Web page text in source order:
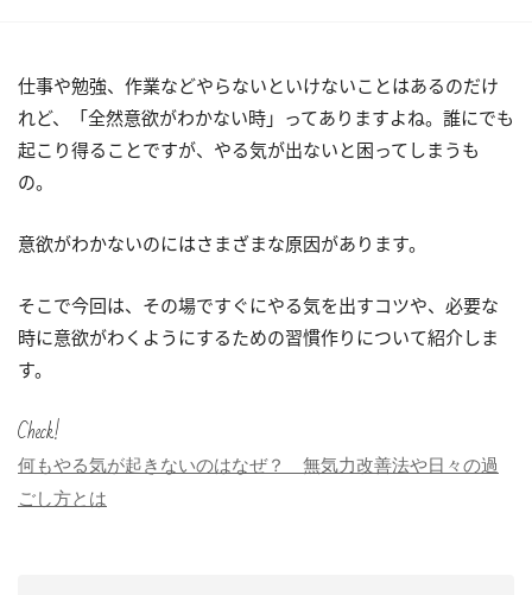
仕事や勉強、作業などやらないといけないことはあるのだけ
れど、「全然意欲がわかない時」ってありますよね。誰にでも
起こり得ることですが、やる気が出ないと困ってしまうも
の。
意欲がわかないのにはさまざまな原因があります。
そこで今回は、その場ですぐにやる気を出すコツや、必要な
時に意欲がわくようにするための習慣作りについて紹介しま
す。
Check!
何もやる気が起きないのはなぜ？ 無気力改善法や日々の過
ごし方とは